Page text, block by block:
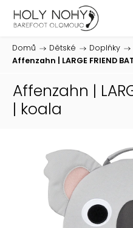
Domů / Dětské / Doplňky /
Affenzahn | LARGE FRIEND
Affenzahn |
| koala